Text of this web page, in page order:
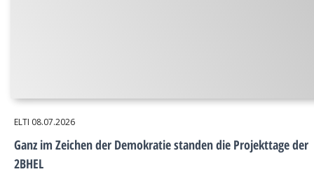
ELTI 08.07.2026
Ganz im Zeichen der Demokratie standen die Projekttage der
2BHEL